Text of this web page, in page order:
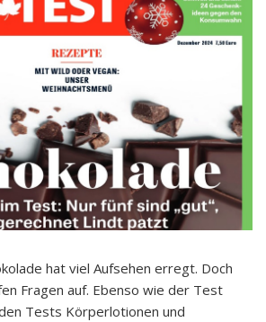
hat viel Aufsehen erregt. Doch
Fragen auf. Ebenso wie der Test
Tests Körperlotionen und